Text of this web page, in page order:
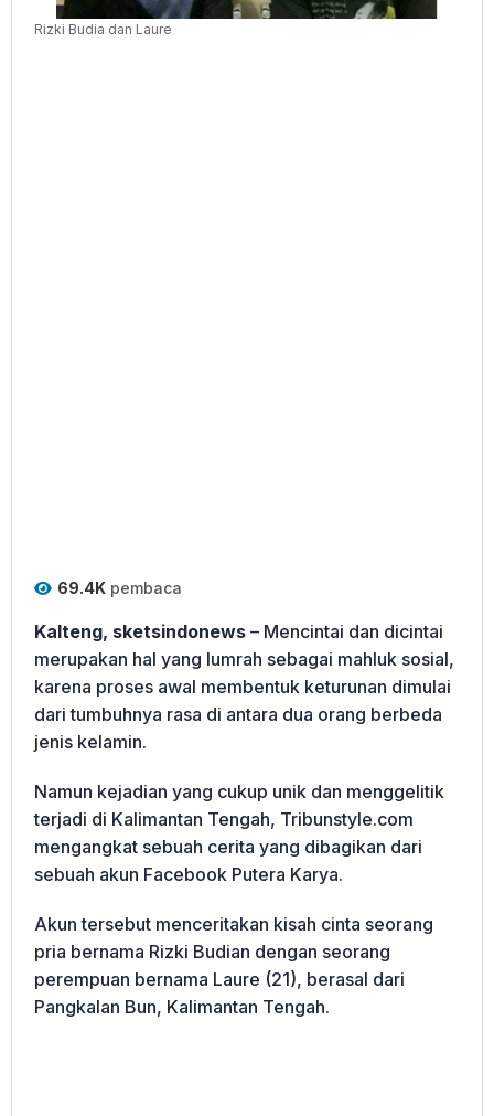
Rizki Budia dan Laure
69.4K pembaca
Kalteng, sketsindonews – Mencintai dan dicintai
merupakan hal yang lumrah sebagai mahluk sosial,
karena proses awal membentuk keturunan dimulai
dari tumbuhnya rasa di antara dua orang berbeda
jenis kelamin.
Namun kejadian yang cukup unik dan menggelitik
terjadi di Kalimantan Tengah, Tribunstyle.com
mengangkat sebuah cerita yang dibagikan dari
sebuah akun Facebook Putera Karya.
Akun tersebut menceritakan kisah cinta seorang
pria bernama Rizki Budian dengan seorang
perempuan bernama Laure (21), berasal dari
Pangkalan Bun, Kalimantan Tengah.